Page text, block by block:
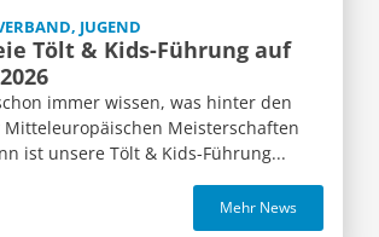
JUGEND
Tölt & Kids-Führung auf
immer wissen, was hinter den
Mitteleuropäischen Meisterschaften
ist unsere Tölt & Kids-Führung...
Mehr News